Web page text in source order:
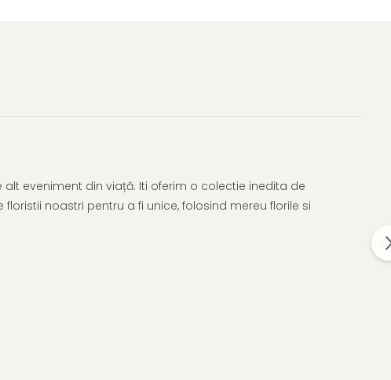
eveniment din viață. Iti oferim o colectie inedita de
noastri pentru a fi unice, folosind mereu florile si